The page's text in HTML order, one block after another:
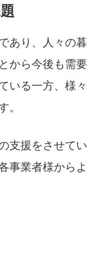
あり、人々の暮
から今後も需要
いる一方、様々
。
支援をさせてい
事業者様からよ